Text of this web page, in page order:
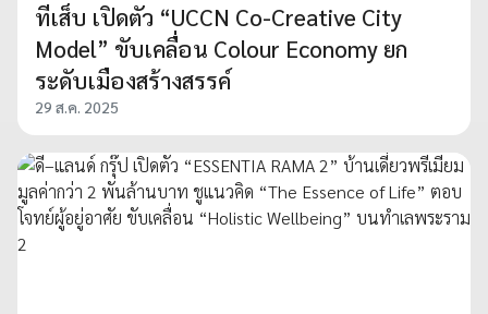
ทีเส็บ เปิดตัว “UCCN Co-Creative City
Model” ขับเคลื่อน Colour Economy ยก
ระดับเมืองสร้างสรรค์
29 ส.ค. 2025